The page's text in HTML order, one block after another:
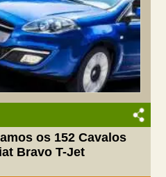
os 152 Cavalos
Bravo T-Jet